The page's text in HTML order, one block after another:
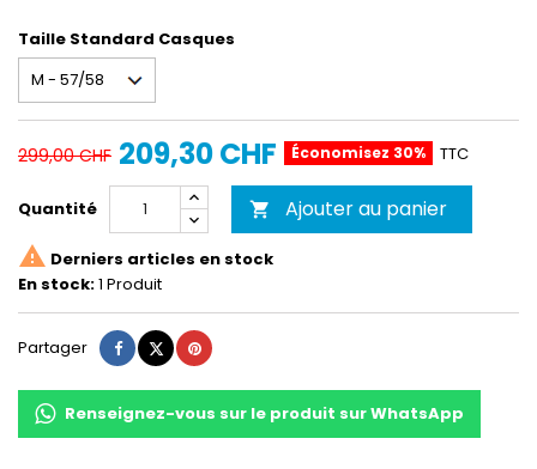
Taille Standard Casques
299,00 CHF 209,30 CHF Économisez 30% TTC
Quantité  Ajouter au panier
 Derniers articles en stock
En stock:1 Produit
Partager Partager
TweetPinterest
Renseignez-vous sur le produit sur WhatsApp